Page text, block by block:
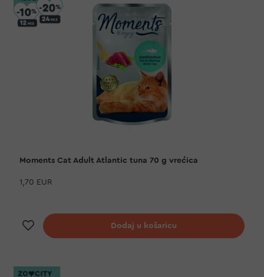
Moments Cat Adult Atlantic tuna 70 g vrećica
1,70 EUR
Dodaj na listu želja
Dodaj u košaricu